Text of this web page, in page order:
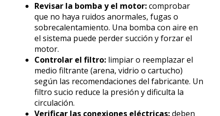
Revisar la bomba y el motor:comprobar
que no haya ruidos anormales, fugas o
sobrecalentamiento. Una bomba con aire en
el sistema puede perder succión y forzar el
motor.
Controlar el filtro:limpiar o reemplazar el
medio filtrante (arena, vidrio o cartucho)
según las recomendaciones del fabricante. Un
filtro sucio reduce la presión y dificulta la
circulación.
Verificar las conexiones eléctricas:deben